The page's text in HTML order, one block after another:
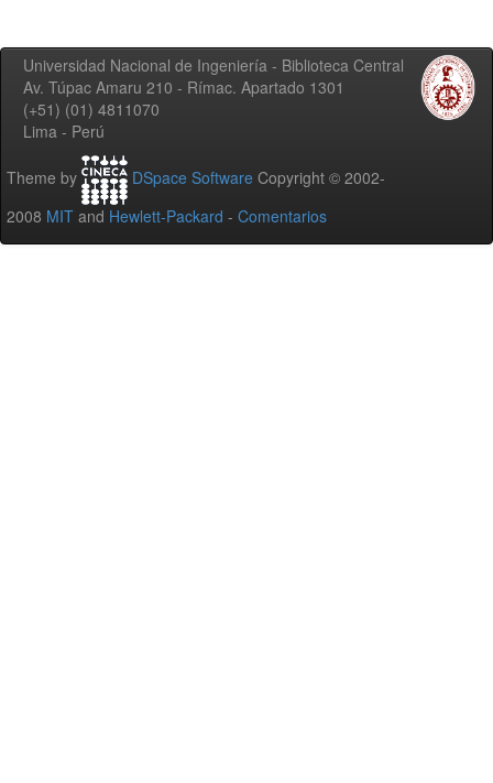
Universidad Nacional de Ingeniería - Biblioteca Central
Av. Túpac Amaru 210 - Rímac. Apartado 1301
(+51) (01) 4811070
Lima - Perú
Theme by DSpace Software Copyright © 2002-
2008 MIT and Hewlett-Packard - Comentarios